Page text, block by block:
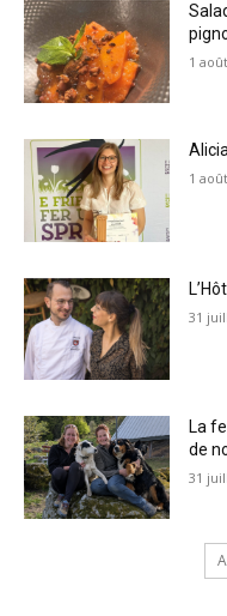
1
1
31
La
de
31